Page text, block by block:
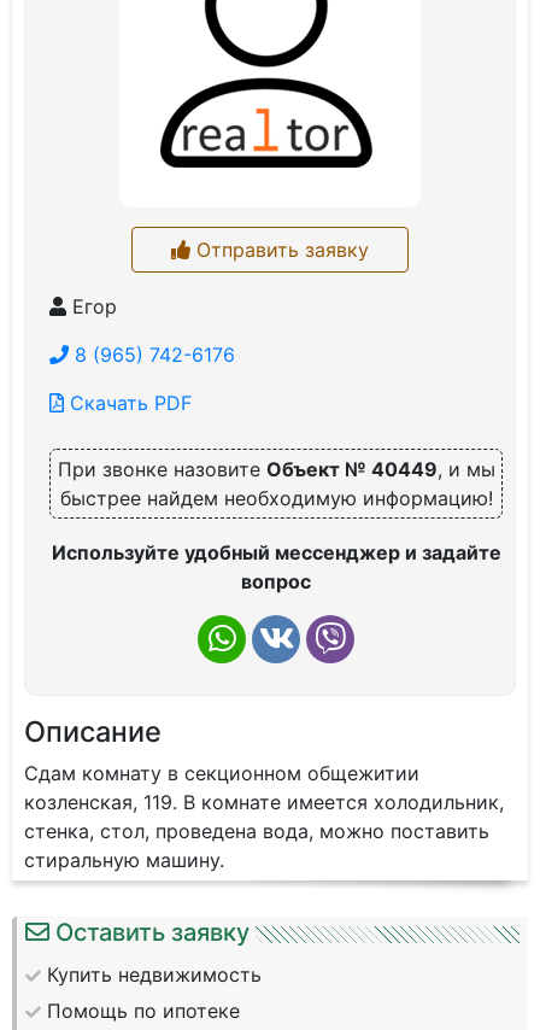
Отправить заявку
Егор
8 (965) 742-6176
Скачать PDF
При звонке назовите Объект № 40449, и мы
быстрее найдем необходимую информацию!
Используйте удобный мессенджер и задайте
вопрос
Описание
Сдам комнату в секционном общежитии
козленская, 119. В комнате имеется холодильник,
стенка, стол, проведена вода, можно поставить
стиральную машину.
Оставить заявку
Купить недвижимость
Помощь по ипотеке